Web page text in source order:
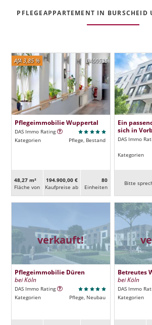
PFLEGEAPPARTEMENT IN BURSCHEID
DA00536
AfA 3,85 %
Pflegeimmobilie Wuppertal
DAS Immo Rating
Kategorien
Pflege, Bestand
48,27 m²
Fläche von
194.900,00 €
Kaufpreise ab
80
Ein­heiten
Ein
sich in
DAS Immo
Kategorien
Bitte
verkauft!
Pflegeimmobilie Düren
bei Köln
DAS Immo Rating
Kategorien
Pflege, Neubau
Betreutes
bei Köln
DAS Immo
Kategorien